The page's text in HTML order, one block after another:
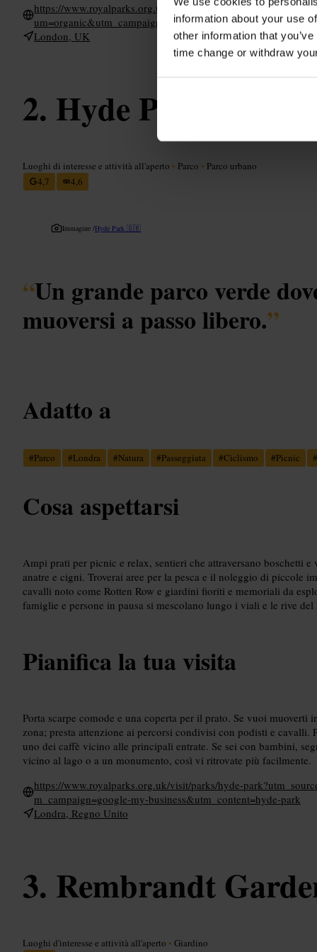
information about your use
other information that
time change or withdraw
https://www.royalparks.org.uk/visit/parks/regents-park-
um=organic&utm_campaign=google-my-
London, UK
Hyde Park
Luoghi di interesse e attività all'aperto • Parco • Parco urbano
4,7
4,6
Immagine /Hyde Park 🇬🇧
“Un grande parco verde
muoversi a passo libero.”
Adatto a
#Parco #Londra #Natura #Passeggiata #Ciclismo #Picnic #
Cosa aspettarsi
Ampi prati per picnic e relax, sentieri che attraversano boschetti
anatre e cigni. Troverai aree per la pesca e il noleggio di piccole
cavalli noto come Rotten Row e giardini fioriti e memoriali da
famiglie e persone in pausa si mescolano lungo i viali e le rive del
Pianifica la tua visita
Porta scarpe comode e una coperta per il prato. Se vuoi
zona; presta attenzione ai percorsi condivisi con podisti e cavalli.
uno dei caffè vicino alle principali entrate. Se sei con bambini,
vicino al lago o a un monumento, così vi ritrovate più facilmente.
https://www.royalparks.org.uk/visit/parks/hyde-
m_campaign=google-my-business&utm_content=hyde-park
Londra, Regno Unito
Rembrandt
Luoghi d'interesse e attività all'aperto • Giardino